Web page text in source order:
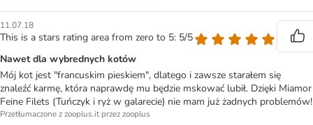
11.07.18
This is a stars rating area from zero to 5: 5/5
Nawet dla wybrednych kotów
Mój kot jest "francuskim pieskiem", dlatego i zawsze starałem się
znaleźć karmę, która naprawdę mu będzie mskować lubił. Dzięki Miamor
Feine Filets (Tuńczyk i ryż w galarecie) nie mam już żadnych problemów!
Przetłumaczone z zooplus.it przez zooplus